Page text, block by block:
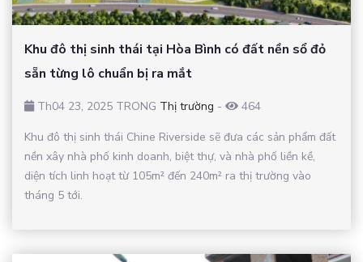
Khu đô thị sinh thái tại Hòa Bình có đất nền sổ đỏ
sẵn từng lô chuẩn bị ra mắt
Th04 23, 2025 TRONG Thị trường -
464
Khu đô thị sinh thái Chine Riverside sẽ đưa các sản phẩm đất
nền xây nhà phố kinh doanh, biệt thự, và nhà phố liền kề,
diện tích linh hoạt từ 105m² đến 240m² ra thị trường vào
tháng 5 tới.